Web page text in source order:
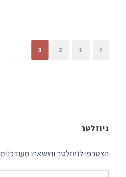
1
2
3
ניוזלטר
הצטרפו לניוזלטר והישארו מעודכנים